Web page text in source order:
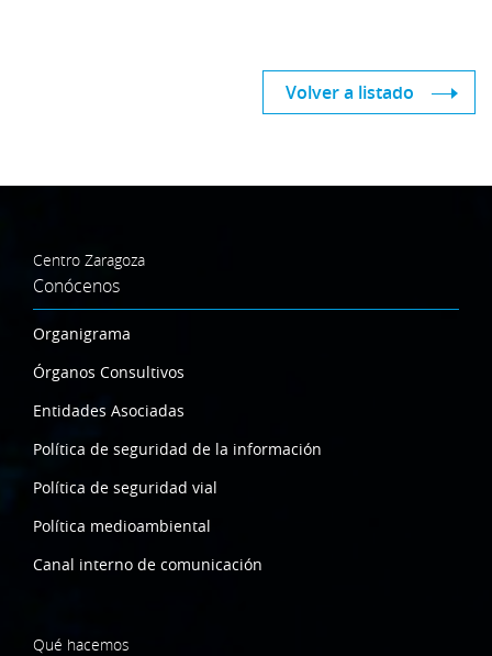
Volver a listado
Centro Zaragoza
Conócenos
Organigrama
Órganos Consultivos
Entidades Asociadas
Política de seguridad de la información
Política de seguridad vial
Política medioambiental
Canal interno de comunicación
Qué hacemos